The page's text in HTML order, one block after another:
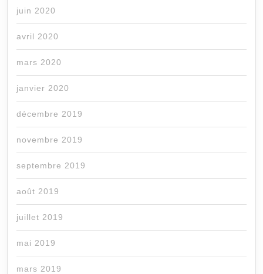
juin 2020
avril 2020
mars 2020
janvier 2020
décembre 2019
novembre 2019
septembre 2019
août 2019
juillet 2019
mai 2019
mars 2019